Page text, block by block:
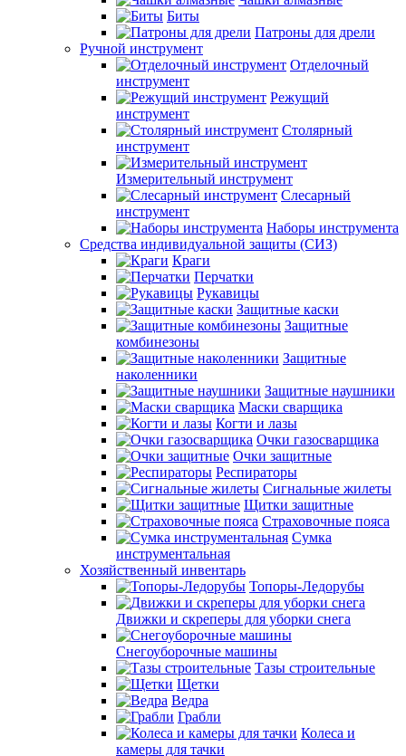
Биты
Патроны для дрели
Ручной инструмент
Отделочный
инструмент
Режущий
инструмент
Столярный
инструмент
Измерительный инструмент
Слесарный
инструмент
Наборы инструмента
Средства индивидуальной защиты (СИЗ)
Краги
Перчатки
Рукавицы
Защитные каски
Защитные
комбинезоны
Защитные
наколенники
Защитные наушники
Маски сварщика
Когти и лазы
Очки газосварщика
Очки защитные
Респираторы
Сигнальные жилеты
Щитки защитные
Страховочные пояса
Сумка
инструментальная
Хозяйственный инвентарь
Топоры-Ледорубы
Движки и скреперы для уборки снега
Снегоуборочные машины
Тазы строительные
Щетки
Ведра
Грабли
Колеса и
камеры для тачки